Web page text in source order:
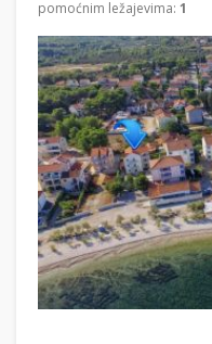
pomoćnim ležajevima: 1